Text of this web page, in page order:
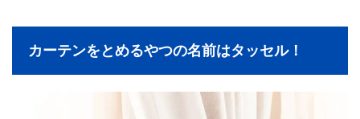
カーテンをとめるやつの名前はタッセル！